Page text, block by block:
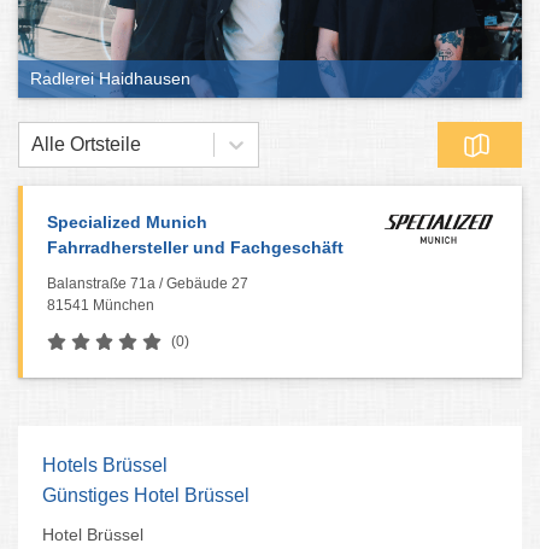
Radlerei Haidhausen
Alle Ortsteile
Specialized Munich
Fahrradhersteller und Fachgeschäft
Balanstraße 71a / Gebäude 27
81541 München
(0)
Hotels Brüssel
Günstiges Hotel Brüssel
Hotel Brüssel